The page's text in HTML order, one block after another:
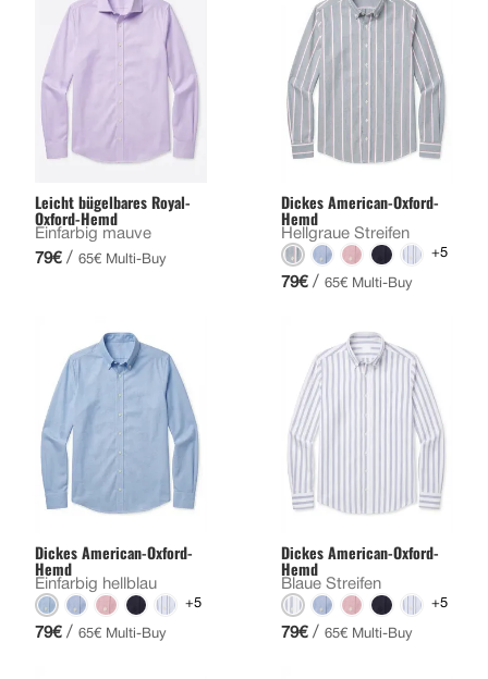
Leicht bügelbares Royal-
Oxford-Hemd
Einfarbig mauve
79€ / 65€ Multi-Buy
Dickes American-Oxford-
Hemd
Hellgraue Streifen
+5
79€ / 65€ Multi-Buy
Dickes American-Oxford-
Hemd
Einfarbig hellblau
+5
79€ / 65€ Multi-Buy
Dickes American-Oxford-
Hemd
Blaue Streifen
+5
79€ / 65€ Multi-Buy